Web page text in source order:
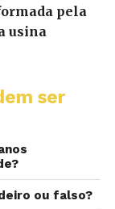
pela
usina
ser
ou falso?